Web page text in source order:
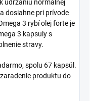
udržaniu normálnej
dosiahne pri prívode
3 rybí olej forte je
3 kapsuly s
stravy.
spolu 67 kapsúl.
produktu do